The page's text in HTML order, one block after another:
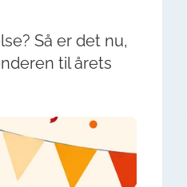
Så er det nu,
til årets